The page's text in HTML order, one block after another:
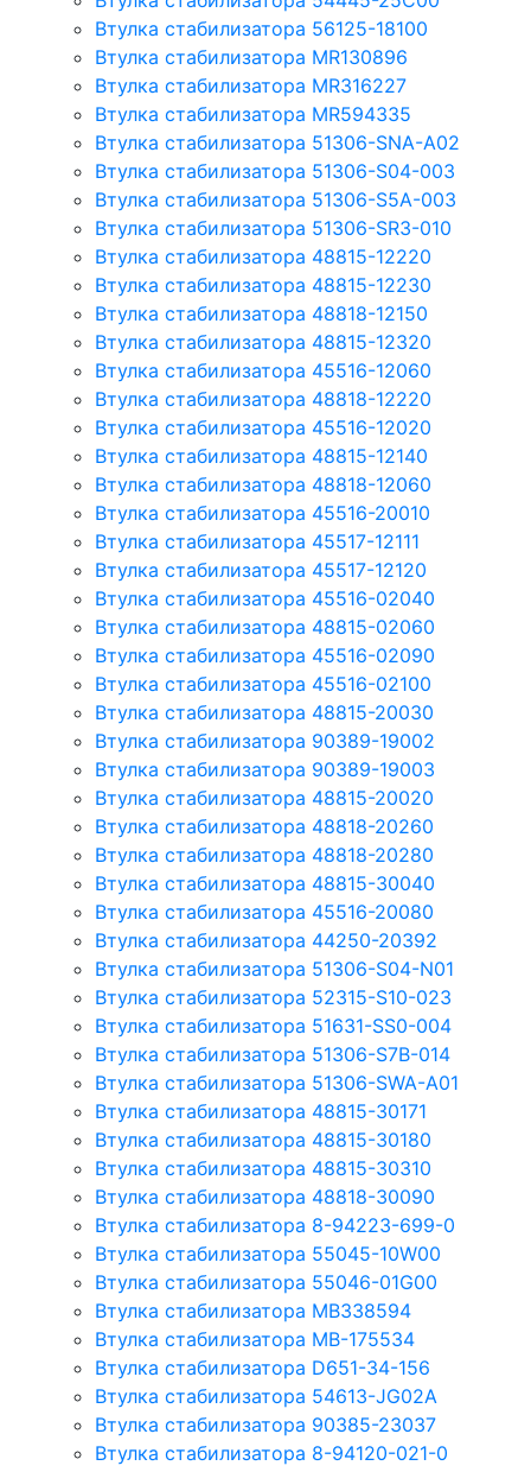
Втулка стабилизатора 56125-18100
Втулка стабилизатора MR130896
Втулка стабилизатора MR316227
Втулка стабилизатора MR594335
Втулка стабилизатора 51306-SNA-A02
Втулка стабилизатора 51306-S04-003
Втулка стабилизатора 51306-S5A-003
Втулка стабилизатора 51306-SR3-010
Втулка стабилизатора 48815-12220
Втулка стабилизатора 48815-12230
Втулка стабилизатора 48818-12150
Втулка стабилизатора 48815-12320
Втулка стабилизатора 45516-12060
Втулка стабилизатора 48818-12220
Втулка стабилизатора 45516-12020
Втулка стабилизатора 48815-12140
Втулка стабилизатора 48818-12060
Втулка стабилизатора 45516-20010
Втулка стабилизатора 45517-12111
Втулка стабилизатора 45517-12120
Втулка стабилизатора 45516-02040
Втулка стабилизатора 48815-02060
Втулка стабилизатора 45516-02090
Втулка стабилизатора 45516-02100
Втулка стабилизатора 48815-20030
Втулка стабилизатора 90389-19002
Втулка стабилизатора 90389-19003
Втулка стабилизатора 48815-20020
Втулка стабилизатора 48818-20260
Втулка стабилизатора 48818-20280
Втулка стабилизатора 48815-30040
Втулка стабилизатора 45516-20080
Втулка стабилизатора 44250-20392
Втулка стабилизатора 51306-S04-N01
Втулка стабилизатора 52315-S10-023
Втулка стабилизатора 51631-SS0-004
Втулка стабилизатора 51306-S7B-014
Втулка стабилизатора 51306-SWA-A01
Втулка стабилизатора 48815-30171
Втулка стабилизатора 48815-30180
Втулка стабилизатора 48815-30310
Втулка стабилизатора 48818-30090
Втулка стабилизатора 8-94223-699-0
Втулка стабилизатора 55045-10W00
Втулка стабилизатора 55046-01G00
Втулка стабилизатора MB338594
Втулка стабилизатора MB-175534
Втулка стабилизатора D651-34-156
Втулка стабилизатора 54613-JG02A
Втулка стабилизатора 90385-23037
Втулка стабилизатора 8-94120-021-0